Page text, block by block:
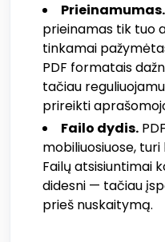
Prieinamumas.
prieinamas tik tuo
tinkamai
PDF formatais
tačiau
prireikti
Failo dydis.
mobiliuosiuose, turi
Failų atsisiuntimai
didesni — tačiau
prieš nuskaitymą.